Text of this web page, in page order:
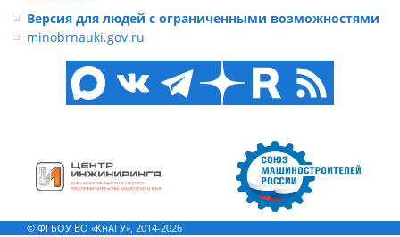
Версия для людей с ограниченными возможностями
minobrnauki.gov.ru
© ФГБОУ ВО «КнАГУ», 2014-2026